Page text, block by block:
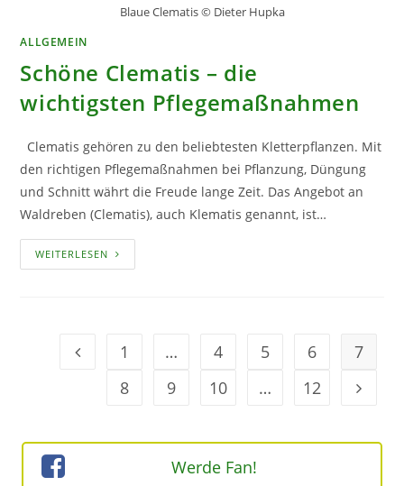
Blaue Clematis © Dieter Hupka
ALLGEMEIN
Schöne Clematis – die
wichtigsten Pflegemaßnahmen
Clematis gehören zu den beliebtesten Kletterpflanzen. Mit
den richtigen Pflegemaßnahmen bei Pflanzung, Düngung
und Schnitt währt die Freude lange Zeit. Das Angebot an
Waldreben (Clematis), auch Klematis genannt, ist…
WEITERLESEN SCHÖNE
CLEMATIS
Geh zur Option
1 … 4 5 6
7
8
9 10 … 12 Geh
Werde Fan!